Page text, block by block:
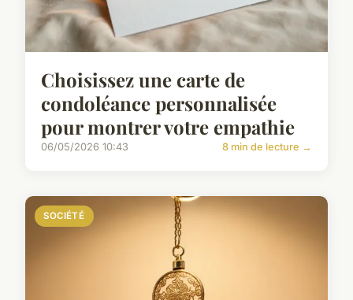
Choisissez une carte de
condoléance personnalisée
pour montrer votre empathie
06/05/2026 10:43 8 min de lecture →
SOCIÉTÉ